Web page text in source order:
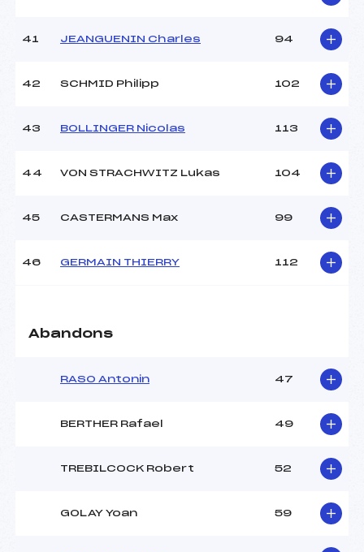
41 JEANGUENIN Charles 94
42 SCHMID Philipp 102
43 BOLLINGER Nicolas 113
44 VON STRACHWITZ Lukas 104
45 CASTERMANS Max 99
46 GERMAIN THIERRY 112
Abandons
RASO Antonin 47
BERTHER Rafael 49
TREBILCOCK Robert 52
GOLAY Yoan 59